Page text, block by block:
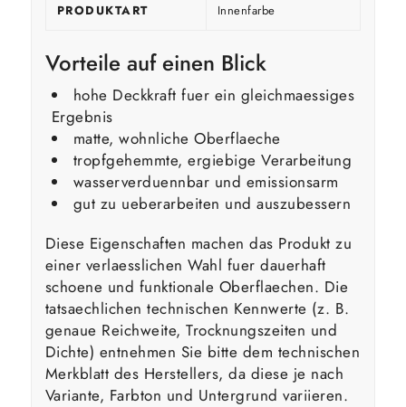
PRODUKTART Innenfarbe
Vorteile auf einen Blick
hohe Deckkraft fuer ein gleichmaessiges
Ergebnis
matte, wohnliche Oberflaeche
tropfgehemmte, ergiebige Verarbeitung
wasserverduennbar und emissionsarm
gut zu ueberarbeiten und auszubessern
Diese Eigenschaften machen das Produkt zu
einer verlaesslichen Wahl fuer dauerhaft
schoene und funktionale Oberflaechen. Die
tatsaechlichen technischen Kennwerte (z. B.
genaue Reichweite, Trocknungszeiten und
Dichte) entnehmen Sie bitte dem technischen
Merkblatt des Herstellers, da diese je nach
Variante, Farbton und Untergrund variieren.